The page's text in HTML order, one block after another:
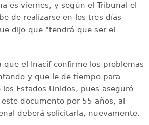
es viernes, y según el Tribunal el
de realizarse en los tres días
dijo que "tendrá que ser el
que el Inacif confirme los problemas
y que le de tiempo para
Estados Unidos, pues aseguró
documento por 55 años, al
deberá solicitarla, nuevamente.